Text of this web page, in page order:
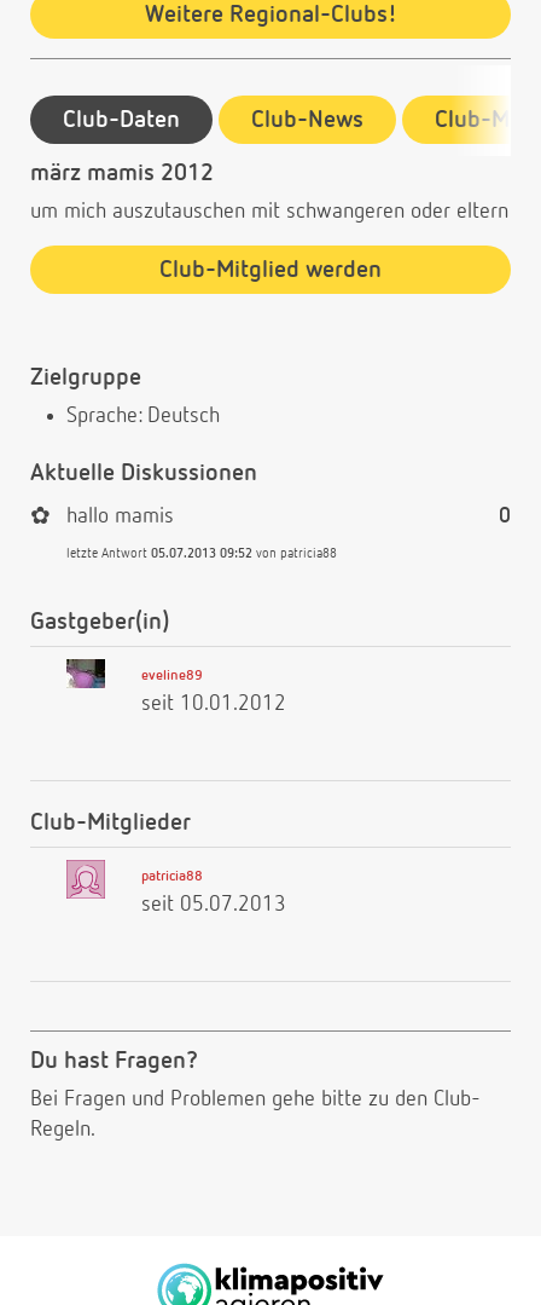
Weitere Regional-Clubs!
Club-Daten Club-News Club-
märz mamis 2012
um mich auszutauschen mit schwangeren oder eltern
Club-Mitglied werden
Zielgruppe
Sprache: Deutsch
Aktuelle Diskussionen
0
✿ hallo mamis
letzte Antwort 05.07.2013 09:52 von patricia88
Gastgeber(in)
eveline89
seit 10.01.2012
Club-Mitglieder
patricia88
seit 05.07.2013
Du hast Fragen?
Bei Fragen und Problemen gehe bitte zu den Club-
Regeln.